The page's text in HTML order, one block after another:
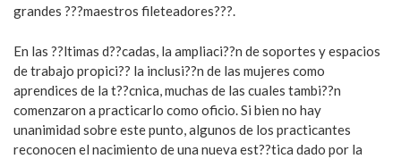
grandes ???maestros fileteadores???.
En las ??ltimas d??cadas, la ampliaci??n de soportes y espacios
de trabajo propici?? la inclusi??n de las mujeres como
aprendices de la t??cnica, muchas de las cuales tambi??n
comenzaron a practicarlo como oficio. Si bien no hay
unanimidad sobre este punto, algunos de los practicantes
reconocen el nacimiento de una nueva est??tica dado por la